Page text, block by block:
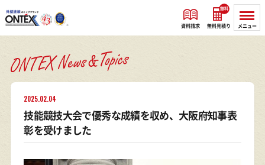
資料請求 無料見積り
無料
メニュー
2025.02.04
技能競技大会で優秀な成績を収め、大阪府知事表
彰を受けました